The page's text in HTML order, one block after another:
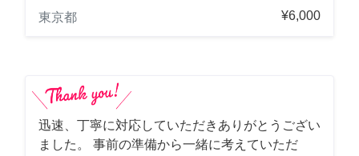
東京都
¥6,000
迅速、丁寧に対応していただきありがとうござい
ました。 事前の準備から一緒に考えていただ